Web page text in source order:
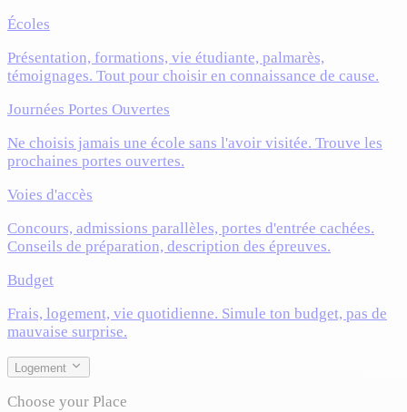
Écoles
Présentation, formations, vie étudiante, palmarès,
témoignages. Tout pour choisir en connaissance de cause.
Journées Portes Ouvertes
Ne choisis jamais une école sans l'avoir visitée. Trouve les
prochaines portes ouvertes.
Voies d'accès
Concours, admissions parallèles, portes d'entrée cachées.
Conseils de préparation, description des épreuves.
Budget
Frais, logement, vie quotidienne. Simule ton budget, pas de
mauvaise surprise.
Logement
Choose your Place